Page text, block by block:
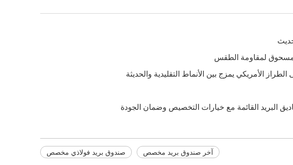
مسحوق لمقاومة الطقس
الأمريكي يمزج بين الأنماط التقليدية والحديثة
البريد القائمة مع خيارات التخصيص وضمان الجودة
صندوق بريد فولاذي مخصص آخر صندوق بريد مخصص